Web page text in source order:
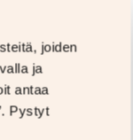
joiden
ja
antaa
Pystyt